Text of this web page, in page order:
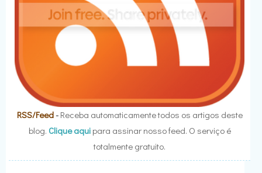
RSS/Feed- Receba automaticamente todos os artigos deste
blog. Clique aquipara assinar nosso feed. O serviço é
totalmente gratuito.